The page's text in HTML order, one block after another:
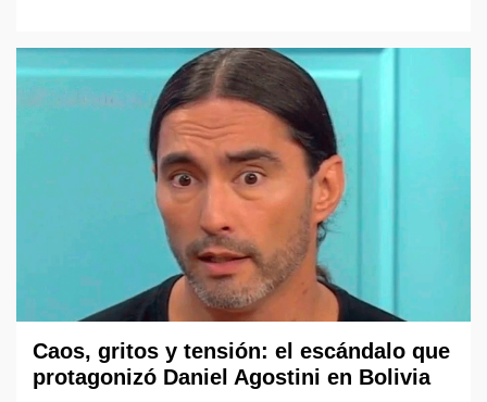
Caos, gritos y tensión: el escándalo que
protagonizó Daniel Agostini en Bolivia